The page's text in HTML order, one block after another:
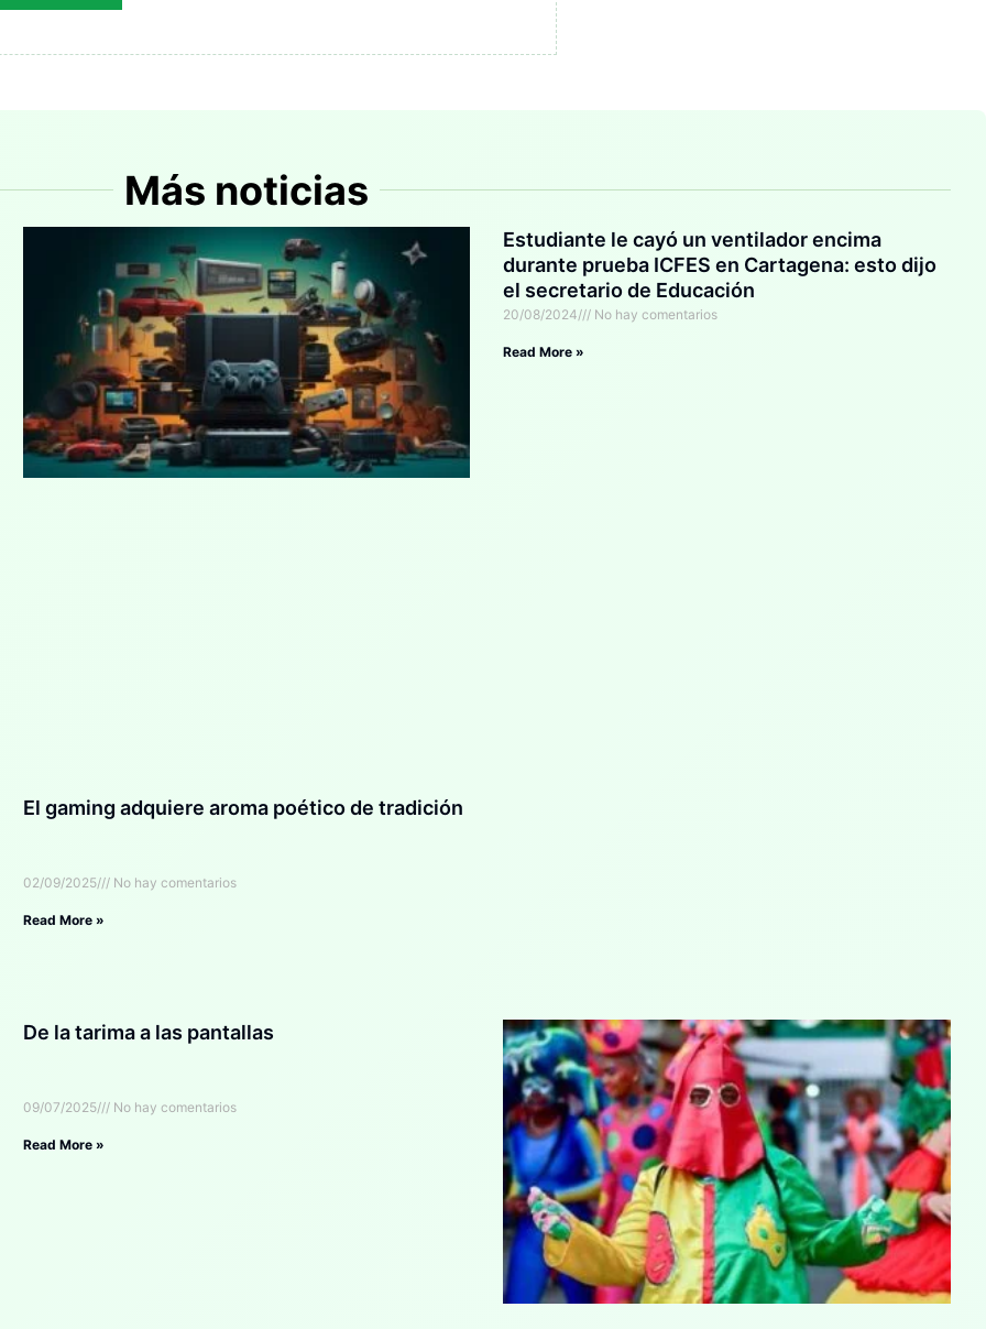
Más noticias
El gaming adquiere aroma poético de tradición
02/09/2025 No hay comentarios
Read More »
Estudiante le cayó un ventilador encima
durante prueba ICFES en Cartagena: esto dijo
el secretario de Educación
20/08/2024 No hay comentarios
Read More »
De la tarima a las pantallas
09/07/2025 No hay comentarios
Read More »